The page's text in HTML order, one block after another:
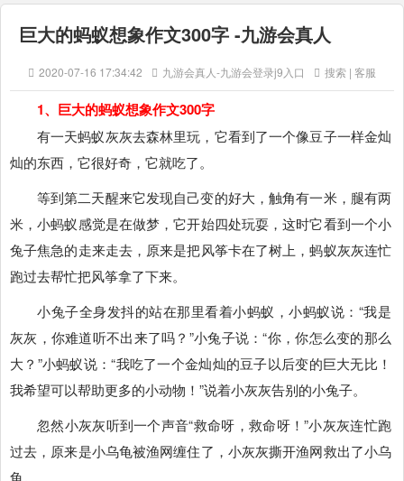
巨大的蚂蚁想象作文300字 -九游会真人
2020-07-16 17:34:42 九游会真人-九游会登录j9入口 搜索 | 客服
1、巨大的蚂蚁想象作文300字
有一天蚂蚁灰灰去森林里玩，它看到了一个像豆子一样金灿
灿的东西，它很好奇，它就吃了。
等到第二天醒来它发现自己变的好大，触角有一米，腿有两
米，小蚂蚁感觉是在做梦，它开始四处玩耍，这时它看到一个小
兔子焦急的走来走去，原来是把风筝卡在了树上，蚂蚁灰灰连忙
跑过去帮忙把风筝拿了下来。
小兔子全身发抖的站在那里看着小蚂蚁，小蚂蚁说：“我是
灰灰，你难道听不出来了吗？”小兔子说：“你，你怎么变的那么
大？”小蚂蚁说：“我吃了一个金灿灿的豆子以后变的巨大无比！
我希望可以帮助更多的小动物！”说着小灰灰告别的小兔子。
忽然小灰灰听到一个声音“救命呀，救命呀！”小灰灰连忙跑
过去，原来是小乌龟被渔网缠住了，小灰灰撕开渔网救出了小乌
龟。